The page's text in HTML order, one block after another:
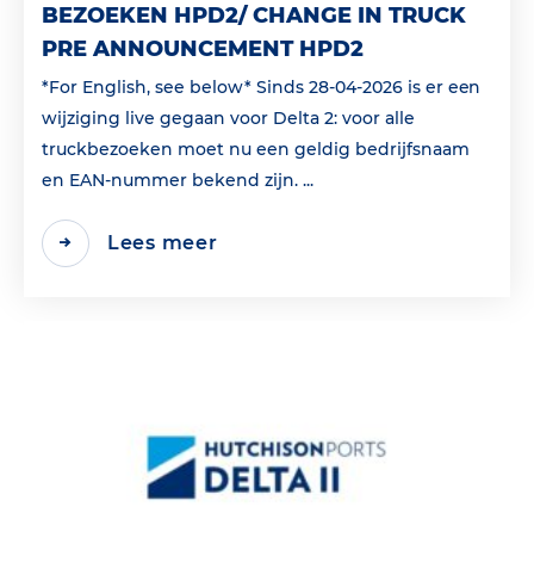
BEZOEKEN HPD2/ CHANGE IN TRUCK
PRE ANNOUNCEMENT HPD2
*For English, see below* Sinds 28-04-2026 is er een
wijziging live gegaan voor Delta 2: voor alle
truckbezoeken moet nu een geldig bedrijfsnaam
en EAN‑nummer bekend zijn. ...
Lees meer